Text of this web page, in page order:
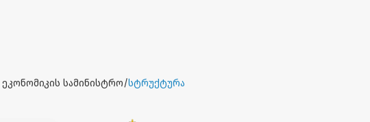
სამინისტრო/სტრუქტურა